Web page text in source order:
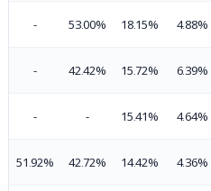
4.88%
18.15%
53.00%
-
6.39%
15.72%
42.42%
-
4.64%
15.41%
-
-
4.36%
14.42%
42.72%
51.92%